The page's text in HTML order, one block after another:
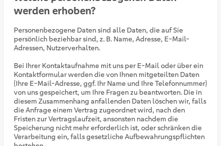
werden erhoben?
Personenbezogene Daten sind alle Daten, die auf Sie
persönlich beziehbar sind, z. B. Name, Adresse, E-Mail-
Adressen, Nutzerverhalten.
Bei Ihrer Kontaktaufnahme mit uns per E-Mail oder über ein
Kontaktformular werden die von Ihnen mitgeteilten Daten
(Ihre E-Mail-Adresse, ggf. Ihr Name und Ihre Telefonnummer)
von uns gespeichert, um Ihre Fragen zu beantworten. Die in
diesem Zusammenhang anfallenden Daten löschen wir, falls
die Anfrage einem Vertrag zugeordnet wird, nach den
Fristen zur Vertragslaufzeit, ansonsten nachdem die
Speicherung nicht mehr erforderlich ist, oder schränken die
Verarbeitung ein, falls gesetzliche Aufbewahrungspflichten